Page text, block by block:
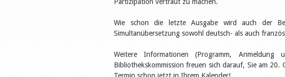
Wie schon die letzte Ausgabe wird auch der
Simultanübersetzung sowohl deutsch- als auch
Weitere Informationen (Programm,
Bibliothekskommission freuen sich darauf, Sie am